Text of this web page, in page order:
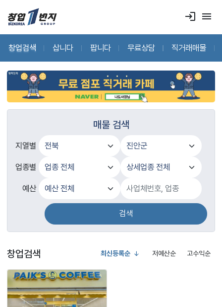
login menu
창업검색 삽니다 팝니다 무료상담 직거래매물
매물 검색
지열별
업종별
예산
검색
창업검색 최신등록순 저예산순 고수익순